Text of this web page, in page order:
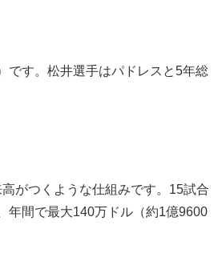
です。松井選手はパドレスと5年総
がつくような仕組みです。15試合
年間で最大140万ドル（約1億9600